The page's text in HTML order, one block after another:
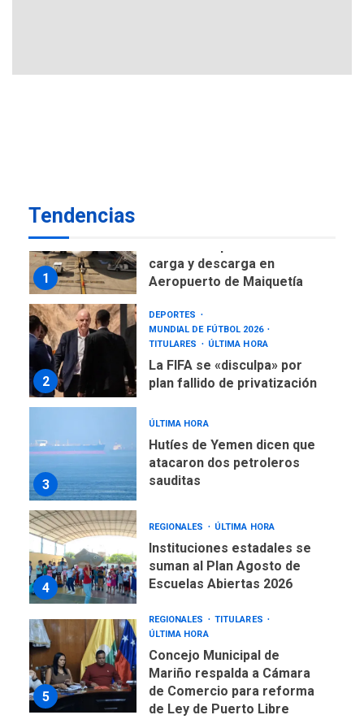
Tendencias
DESTACADOS
NACIONALES
1
carga y descarga en
Aeropuerto de Maiquetía
2
DEPORTES
MUNDIAL DE FÚTBOL 2026
TITULARES
ÚLTIMA HORA
La FIFA se «disculpa» por
plan fallido de privatización
3
ÚLTIMA HORA
Hutíes de Yemen dicen que
atacaron dos petroleros
sauditas
4
REGIONALES ÚLTIMA HORA
Instituciones estadales se
suman al Plan Agosto de
Escuelas Abiertas 2026
5
REGIONALES
TITULARES
ÚLTIMA HORA
Concejo Municipal de
Mariño respalda a Cámara
de Comercio para reforma
de Ley de Puerto Libre